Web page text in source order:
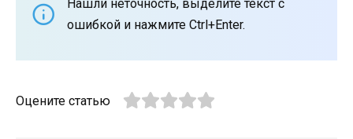
Нашли неточность, выделите текст с
ошибкой и нажмите Ctrl+Enter.
Оцените статью